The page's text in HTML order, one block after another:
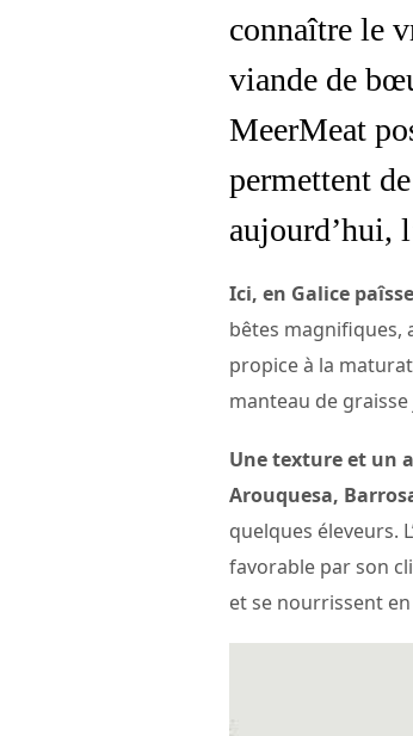
connaître le
viande de
MeerMeat
permettent
aujourd’hui,
Ici, en Galice
bêtes magnifiques,
propice à la
manteau de graisse
Une texture et un
Arouquesa,
quelques éleveurs.
favorable par son
et se nourrissent